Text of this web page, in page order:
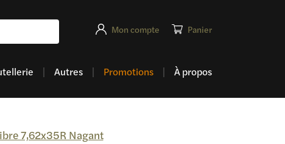
Mon compte Panier
Autres Promotions À propos
7,62x35R Nagant